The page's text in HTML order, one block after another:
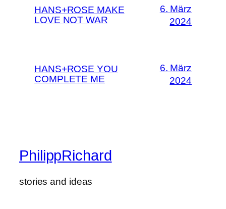
HANS+ROSE MAKE
LOVE NOT WAR
6. März
2024
HANS+ROSE YOU
COMPLETE ME
6. März
2024
PhilippRichard
stories and ideas